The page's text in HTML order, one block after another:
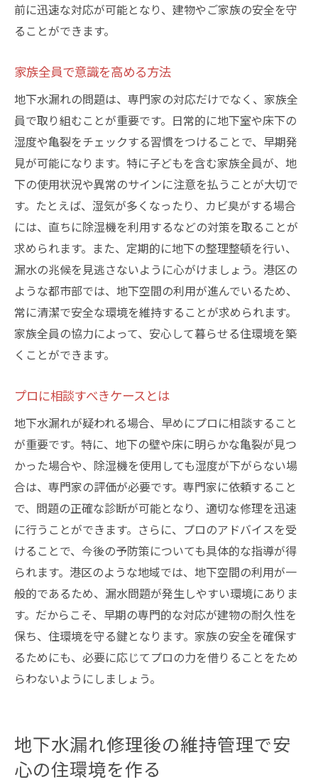
前に迅速な対応が可能となり、建物やご家族の安全を守
ることができます。
家族全員で意識を高める方法
地下水漏れの問題は、専門家の対応だけでなく、家族全
員で取り組むことが重要です。日常的に地下室や床下の
湿度や亀裂をチェックする習慣をつけることで、早期発
見が可能になります。特に子どもを含む家族全員が、地
下の使用状況や異常のサインに注意を払うことが大切で
す。たとえば、湿気が多くなったり、カビ臭がする場合
には、直ちに除湿機を利用するなどの対策を取ることが
求められます。また、定期的に地下の整理整頓を行い、
漏水の兆候を見逃さないように心がけましょう。港区の
ような都市部では、地下空間の利用が進んでいるため、
常に清潔で安全な環境を維持することが求められます。
家族全員の協力によって、安心して暮らせる住環境を築
くことができます。
プロに相談すべきケースとは
地下水漏れが疑われる場合、早めにプロに相談すること
が重要です。特に、地下の壁や床に明らかな亀裂が見つ
かった場合や、除湿機を使用しても湿度が下がらない場
合は、専門家の評価が必要です。専門家に依頼すること
で、問題の正確な診断が可能となり、適切な修理を迅速
に行うことができます。さらに、プロのアドバイスを受
けることで、今後の予防策についても具体的な指導が得
られます。港区のような地域では、地下空間の利用が一
般的であるため、漏水問題が発生しやすい環境にありま
す。だからこそ、早期の専門的な対応が建物の耐久性を
保ち、住環境を守る鍵となります。家族の安全を確保す
るためにも、必要に応じてプロの力を借りることをため
らわないようにしましょう。
地下水漏れ修理後の維持管理で安
心の住環境を作る